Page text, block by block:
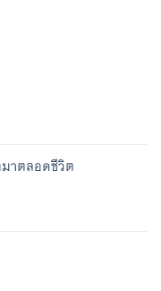
าตลอดชีวิต